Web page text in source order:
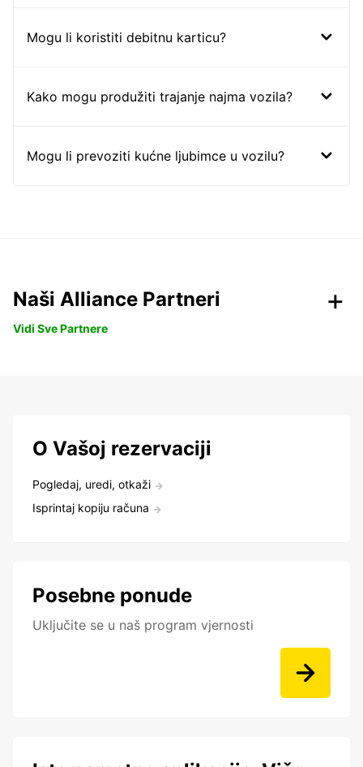
Mogu li koristiti debitnu karticu?
Kako mogu produžiti trajanje najma vozila?
Mogu li prevoziti kućne ljubimce u vozilu?
Naši Alliance Partneri
Vidi Sve Partnere
O Vašoj rezervaciji
Pogledaj, uredi, otkaži
Isprintaj kopiju računa
Posebne ponude
Uključite se u naš program vjernosti